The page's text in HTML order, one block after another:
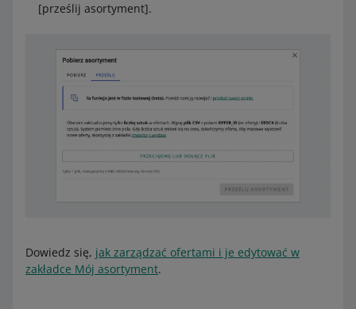
[prześlij asortyment].
Dowiedz się, jak zarządzać ofertami i je edytować w
zakładce Mój asortyment.